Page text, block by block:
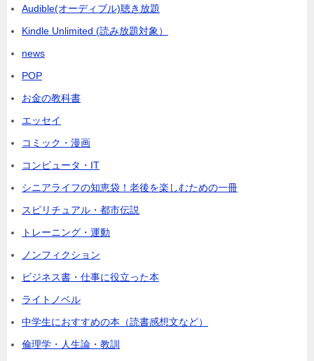
Audible(オーディブル)聴き放題
Kindle Unlimited (読み放題対象）
news
POP
お金の教科書
エッセイ
コミック・漫画
コンピュータ・IT
シニアライフの知恵袋！老後を楽しむための一冊
スピリチュアル・都市伝説
トレーニング・運動
ノンフィクション
ビジネス書・仕事に役立った本
ライトノベル
中学生におすすめの本（読書感想文など）
倫理学・人生論・教訓